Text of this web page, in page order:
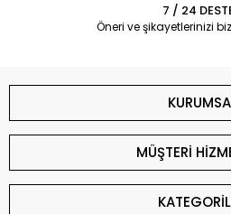
7 / 24
Öneri ve şikayetlerinizi
MÜŞTERİ